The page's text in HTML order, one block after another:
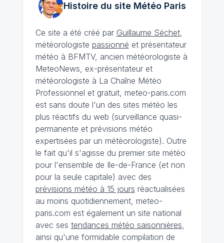
Histoire du site MétéoParis
Ce site a été créé par Guillaume Séchet,
météorologiste passionné et présentateur
météo à BFMTV, ancien météorologiste à
MeteoNews, ex-présentateur et
météorologiste à La Chaîne Météo
Professionnel et gratuit, meteo-paris.com
est sans doute l'un des sites météo les
plus réactifs du web (surveillance quasi-
permanente et prévisions météo
expertisées par un météorologiste). Outre
le fait qu'il s'agisse du premier site météo
pour l'ensemble de Ile-de-France (et non
pour la seule capitale) avec des
prévisions météo à 15 jours réactualisées
au moins quotidiennement, meteo-
paris.com est également un site national
avec ses tendances météo saisonnières,
ainsi qu'une formidable compilation de